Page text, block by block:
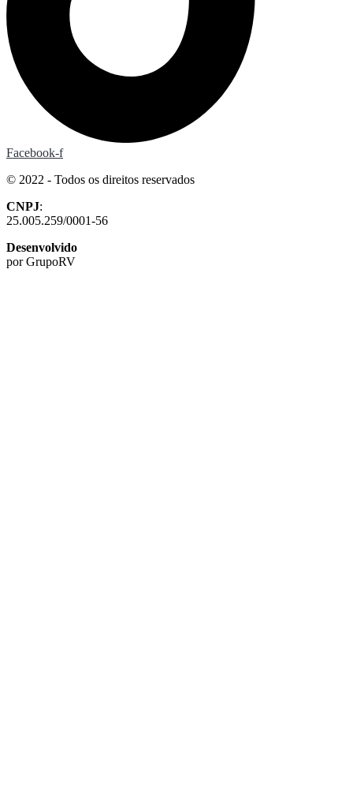
Facebook-f
© 2022 - Todos os direitos reservados
CNPJ:
25.005.259/0001-56
Desenvolvido
por GrupoRV